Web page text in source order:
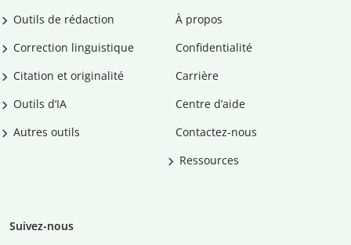
Outils de rédaction
Correction linguistique
Citation et originalité
Outils d’IA
Autres outils
À propos
Confidentialité
Carrière
Centre d’aide
Contactez-nous
Ressources
Suivez-nous